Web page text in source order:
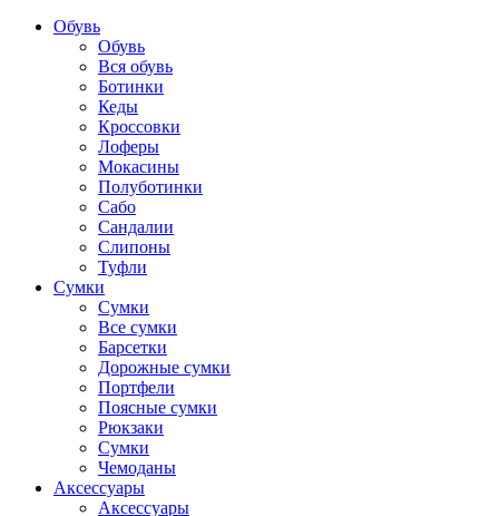
Обувь
Обувь
Вся обувь
Ботинки
Кеды
Кроссовки
Лоферы
Мокасины
Полуботинки
Сабо
Сандалии
Слипоны
Туфли
Сумки
Сумки
Все сумки
Барсетки
Дорожные сумки
Портфели
Поясные сумки
Рюкзаки
Сумки
Чемоданы
Аксессуары
Аксессуары